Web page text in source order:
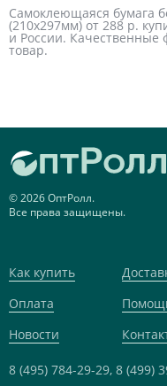
Самоклеющаяся бумага
(210х297мм) от 288 р.
и России. Качественные
товар.
© 2026 ОптРолл.
Все права защищены.
Как купить
Оплата
Новости
8 (495) 784-29-29, 8 (499)